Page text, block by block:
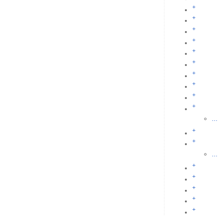
+
+
+
+
+
+
+
+
+
+
+
+
+
+
+
+
+